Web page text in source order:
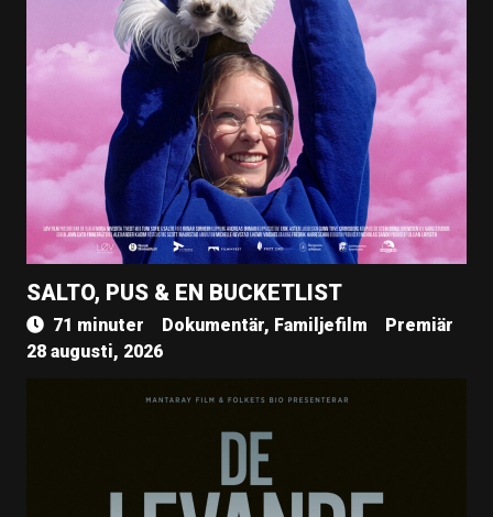
SALTO, PUS & EN BUCKETLIST
71 minuter Dokumentär, Familjefilm
Premiär
28 augusti, 2026